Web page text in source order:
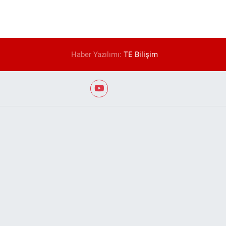
Haber Yazılımı:TE Bilişim